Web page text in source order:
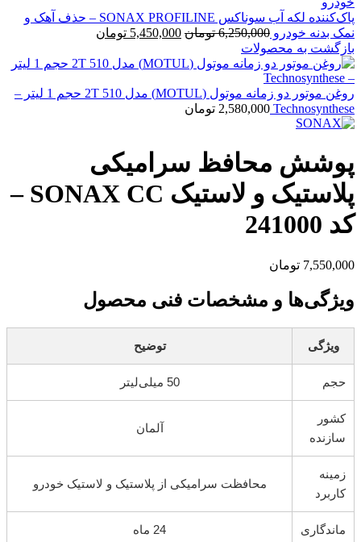
پاک‌کننده لکه آب سوناکس SONAX PROFILINE – حذف آهک و
نمک بدنه خودرو 6,250,000 تومان قیمت
6,250,000 تومان
5,450,000 تومان
5,450,000 تومان.
بازگشت به محصولات
روغن موتور دو زمانه موتول (MOTUL) مدل 510 2T حجم 1 لیتر –
Technosynthese
2,580,000 تومان
پوشش محافظ سرامیکی
پلاستیک و لاستیک SONAX CC –
کد 241000
7,550,000 تومان
ویژگی‌ها و مشخصات فنی محصول
ویژگی توضیح
حجم 50 میلی‌لیتر
کشور
سازنده
آلمان
زمینه
کاربرد
محافظت سرامیکی از پلاستیک و لاستیک خودرو
ماندگاری 24 ماه